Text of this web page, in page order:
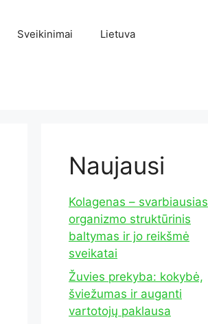
Sveikinimai Lietuva
Naujausi
Kolagenas – svarbiausias
organizmo struktūrinis
baltymas ir jo reikšmė
sveikatai
Žuvies prekyba: kokybė,
šviežumas ir auganti
vartotojų paklausa